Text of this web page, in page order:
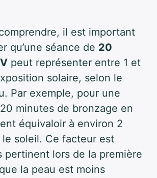
il est important
qu’une séance de 20
peut représenter entre 1 et
solaire, selon le
Par exemple, pour une
minutes de bronzage en
équivaloir à environ 2
le soleil. Ce facteur est
pertinent lors de la première
la peau est moins